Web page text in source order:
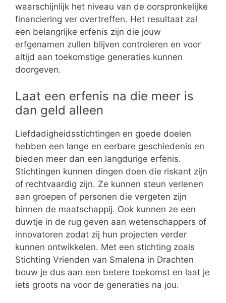
waarschijnlijk het niveau van de oorspronkelijke
financiering ver overtreffen. Het resultaat zal
een belangrijke erfenis zijn die jouw
erfgenamen zullen blijven controleren en voor
altijd aan toekomstige generaties kunnen
doorgeven.
Laat een erfenis na die meer is
dan geld alleen
Liefdadigheidsstichtingen en goede doelen
hebben een lange en eerbare geschiedenis en
bieden meer dan een langdurige erfenis.
Stichtingen kunnen dingen doen die riskant zijn
of rechtvaardig zijn. Ze kunnen steun verlenen
aan groepen of personen die vergeten zijn
binnen de maatschappij. Ook kunnen ze een
duwtje in de rug geven aan wetenschappers of
innovatoren zodat zij hun projecten verder
kunnen ontwikkelen. Met een stichting zoals
Stichting Vrienden van Smalena in Drachten
bouw je dus aan een betere toekomst en laat je
iets groots na voor de generaties na jou.